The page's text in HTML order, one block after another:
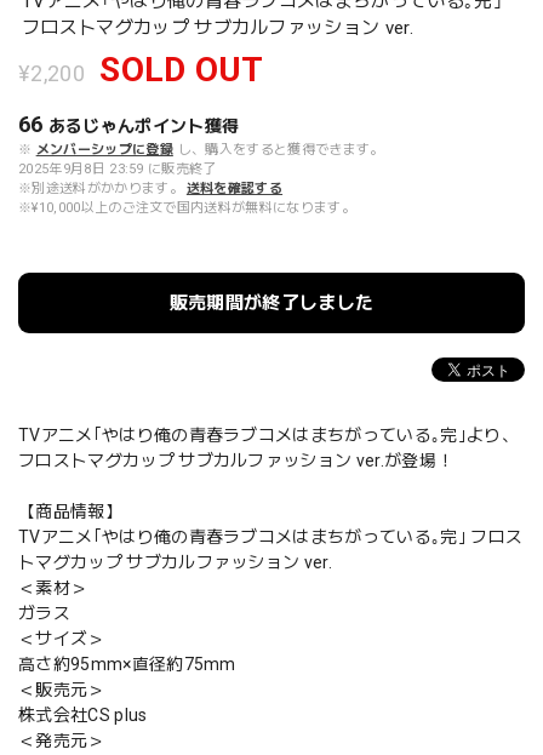
フロストマグカップ サブカルファッション ver.
¥2,200 SOLD OUT
66 あるじゃんポイント獲得
※ メンバーシップに登録 し、購入をすると獲得できます。
2025年9月8日 23:59 に販売終了
※別途送料がかかります。
送料を確認する
※¥10,000以上のご注文で国内送料が無料になります。
販売期間が終了しました
TVアニメ｢やはり俺の青春ラブコメはまちがっている｡完｣より、
フロストマグカップ サブカルファッション ver.が登場！
【商品情報】
TVアニメ｢やはり俺の青春ラブコメはまちがっている｡完｣ フロス
トマグカップ サブカルファッション ver.
＜素材＞
ガラス
＜サイズ＞
高さ約95mm×直径約75mm
＜販売元＞
株式会社CS plus
＜発売元＞